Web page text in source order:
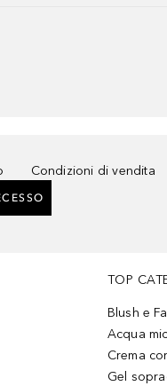
Condizioni di vendita
TOP
Blush e
Acqua
Crema
Gel